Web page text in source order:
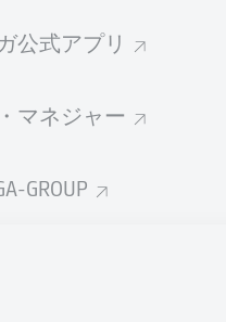
公式アプリ
マネジャー
GROUP
2026/2027